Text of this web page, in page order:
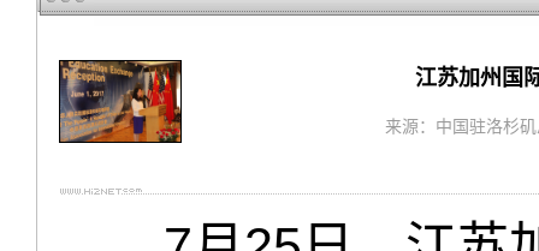
江苏加州国
来源：中国驻洛杉